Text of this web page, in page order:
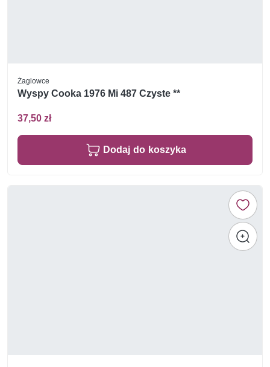
Żaglowce
Wyspy Cooka 1976 Mi 487 Czyste **
37,50 zł
Dodaj do koszyka